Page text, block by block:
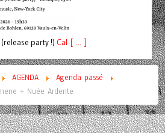
(release party !) Cal [ ... ]
AGENDA
Agenda passé
+ Nuée Ardente